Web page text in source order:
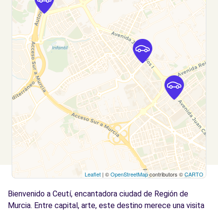
Leaflet | ©OpenStreetMapcontributors ©CARTO
Bienvenido a Ceutí, encantadora ciudad de Región de
Murcia. Entre capital, arte, este destino merece una visita